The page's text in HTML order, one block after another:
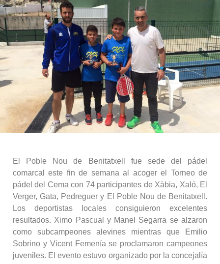
El Poble Nou de Benitatxell fue sede del pádel
comarcal este fin de semana al acoger el Torneo de
pádel del Cema con 74 participantes de Xàbia, Xaló, El
Verger, Gata, Pedreguer y El Poble Nou de Benitatxell.
Los deportistas locales consiguieron excelentes
resultados. Ximo Pascual y Manel Segarra se alzaron
como subcampeones alevines mientras que Emilio
Sobrino y Vicent Femenía se proclamaron campeones
juveniles. El evento estuvo organizado por la concejalía